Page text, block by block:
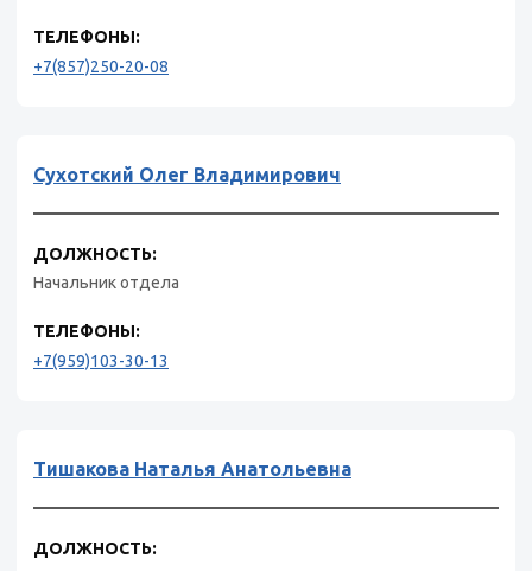
ТЕЛЕФОНЫ:
+7(857)250-20-08
Сухотский Олег Владимирович
ДОЛЖНОСТЬ:
Начальник отдела
ТЕЛЕФОНЫ:
+7(959)103-30-13
Тишакова Наталья Анатольевна
ДОЛЖНОСТЬ: